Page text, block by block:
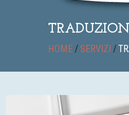
HOME / SERVIZI /